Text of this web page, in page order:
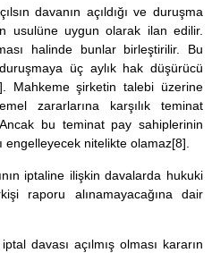
davanın açıldığı ve duruşma
usulüne uygun olarak ilan edilir.
halinde bunlar birleştirilir. Bu
üç aylık hak düşürücü
. Mahkeme şirketin talebi üzerine
zararlarına karşılık teminat
bu teminat pay sahiplerinin
engelleyecek nitelikte olamaz[8].
iptaline ilişkin davalarda hukuki
raporu alınamayacağına dair
davası açılmış olması kararın